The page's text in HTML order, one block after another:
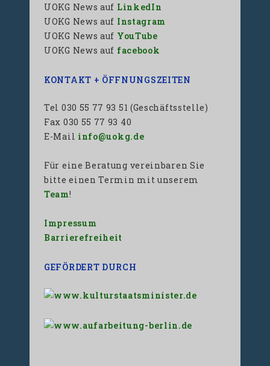
UOKG News auf LinkedIn
UOKG News auf Instagram
UOKG News auf YouTube
UOKG News auf facebook
KONTAKT + ÖFFNUNGSZEITEN
Tel 030 55 77 93 51 (Geschäftsstelle)
Fax 030 55 77 93 40
E-Mail info@uokg.de
Für eine Beratung vereinbaren Sie
bitte einen Termin mit unserem
Team!
Impressum
Barrierefreiheit
GEFÖRDERT DURCH